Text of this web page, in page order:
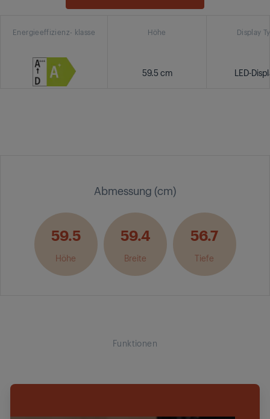
Energieeffizienz- klasse Höhe
59.5 cm
Display
LED-
Abmessung (cm)
59.5
Höhe
59.4
Breite
56.7
Tiefe
Funktionen